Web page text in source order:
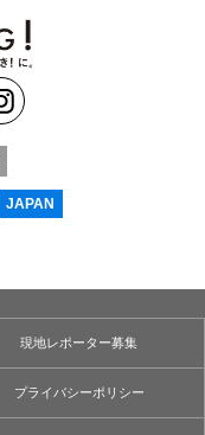
JAPAN
現地レポーター募集
プライバシーポリシー